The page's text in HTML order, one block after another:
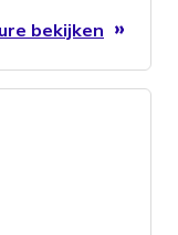
bekijken